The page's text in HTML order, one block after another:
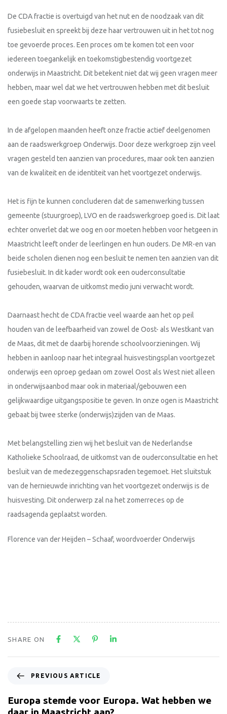
De CDA fractie is overtuigd van het nut en de noodzaak van dit
fusiebesluit en spreekt bij deze haar vertrouwen uit in het tot nog
toe gevoerde proces. Een proces om te komen tot een voor
iedereen toegankelijk en toekomstigbestendig voortgezet
onderwijs in Maastricht. Dit betekent niet dat wij geen vragen meer
hebben, maar wel dat we het vertrouwen hebben met dit besluit
een goede stap voorwaarts te zetten.
In de afgelopen maanden heeft onze fractie actief deelgenomen
aan de raadswerkgroep Onderwijs. Door deze werkgroep zijn veel
vragen gesteld ten aanzien van procedures, maar ook ten aanzien
van de kwaliteit en de identiteit van het voortgezet onderwijs.
Het is fijn te kunnen concluderen dat de samenwerking tussen
gemeente (stuurgroep), LVO en de raadswerkgroep goed is. Dit laat
echter onverlet dat we oog en oor moeten hebben voor hetgeen in
Maastricht leeft onder de leerlingen en hun ouders. De MR-en van
beide scholen dienen nog een besluit te nemen ten aanzien van dit
fusiebesluit. In dit kader wordt ook een ouderconsultatie
gehouden, waarvan de uitkomst medio juni verwacht wordt.
Daarnaast hecht de CDA fractie veel waarde aan het op peil
houden van de leefbaarheid van zowel de Oost- als Westkant van
de Maas, dit met de daarbij horende schoolvoorzieningen. Wij
hebben in aanloop naar het integraal huisvestingsplan voortgezet
onderwijs een oproep gedaan om zowel Oost als West niet alleen
in onderwijsaanbod maar ook in materiaal/gebouwen een
gelijkwaardige uitgangspositie te geven. In onze ogen is Maastricht
gebaat bij twee sterke (onderwijs)zijden van de Maas.
Met belangstelling zien wij het besluit van de Nederlandse
Katholieke Schoolraad, de uitkomst van de ouderconsultatie en het
besluit van de medezeggenschapsraden tegemoet. Het sluitstuk
van de hernieuwde inrichting van het voortgezet onderwijs is de
huisvesting. Dit onderwerp zal na het zomerreces op de
raadsagenda geplaatst worden.
Florence van der Heijden – Schaaf, woordvoerder Onderwijs
SHARE ON
PREVIOUS ARTICLE
Europa stemde voor Europa. Wat hebben we